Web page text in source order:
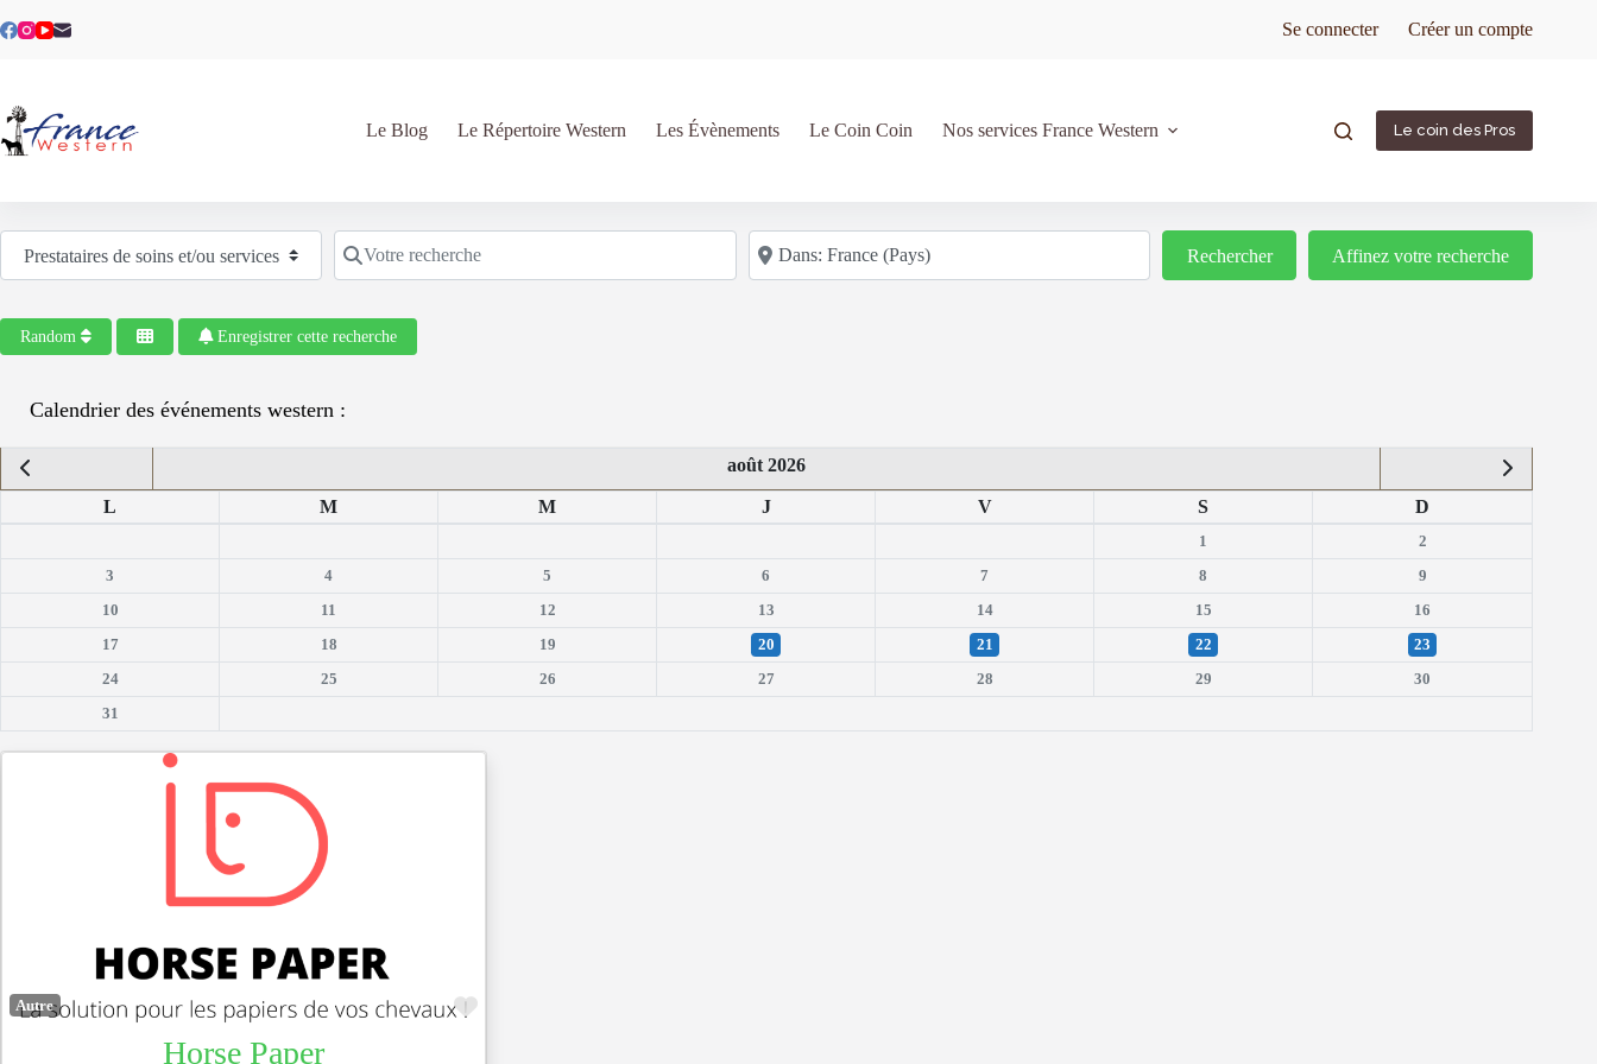
au
Se connecter Créer un compte
Le Blog Le Répertoire Western Les Évènements Le Coin Coin Nos services France Western Le coin des Pros
Sélectionnez le type de recherche Votre recherche Code postal/région/ville
RechercherRechercherAffinez votre recherche
Random Enregistrer cette recherche
Calendrier des événements western :
août 2026
L M M J V S D
1
2
3
4 5 6 7 8
9
10
11 12 13 14 15
16
17
18 19 20 21 22
23
24
25 26 27 28 29
30
31
Autre Favoris
Horse Paper